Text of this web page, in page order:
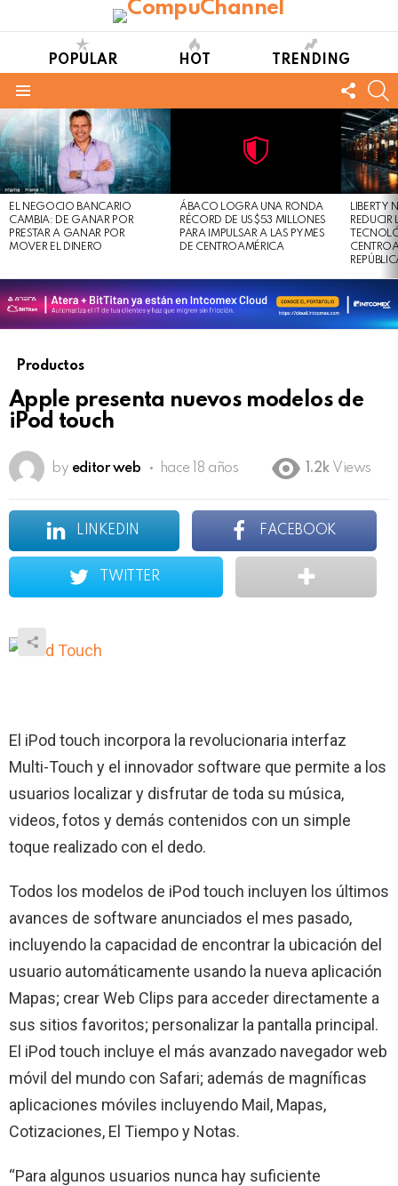
POPULAR HOT TRENDING
US
LATEST
STORIES
EL NEGOCIO BANCARIO
CAMBIA: DE GANAR POR
PRESTAR A GANAR POR
MOVER EL DINERO
Safe
For
Work
view
this
post
ÁBACO LOGRA UNA RONDA
RÉCORD DE US$53 MILLONES
PARA IMPULSAR A LAS PYMES
DE CENTROAMÉRICA
LIBERTY
REDUCIR
Productos
Apple presenta nuevos modelos de
iPod touch
by editor web hace 18 años 1.2k Views
LINKEDIN FACEBOOK
TWITTER
El iPod touch incorpora la revolucionaria interfaz
Multi-Touch y el innovador software que permite a los
usuarios localizar y disfrutar de toda su música,
videos, fotos y demás contenidos con un simple
toque realizado con el dedo.
Todos los modelos de iPod touch incluyen los últimos
avances de software anunciados el mes pasado,
incluyendo la capacidad de encontrar la ubicación del
usuario automáticamente usando la nueva aplicación
Mapas; crear Web Clips para acceder directamente a
sus sitios favoritos; personalizar la pantalla principal.
El iPod touch incluye el más avanzado navegador web
móvil del mundo con Safari; además de magníficas
aplicaciones móviles incluyendo Mail, Mapas,
Cotizaciones, El Tiempo y Notas.
“Para algunos usuarios nunca hay suficiente